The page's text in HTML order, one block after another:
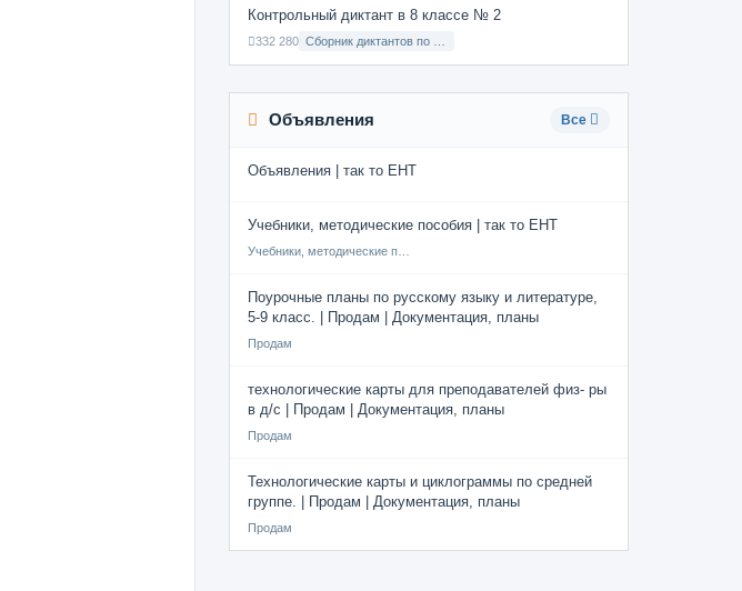
Контрольный диктант в 8 классе № 2
332 280
Объявления Все
Объявления | так то ЕНТ
Учебники, методические пособия | так то ЕНТ
Поурочные планы по русскому языку и литературе,
5-9 класс. | Продам | Документация, планы
Продам
технологические карты для преподавателей физ- ры
в д/с | Продам | Документация, планы
Продам
Технологические карты и циклограммы по средней
группе. | Продам | Документация, планы
Продам